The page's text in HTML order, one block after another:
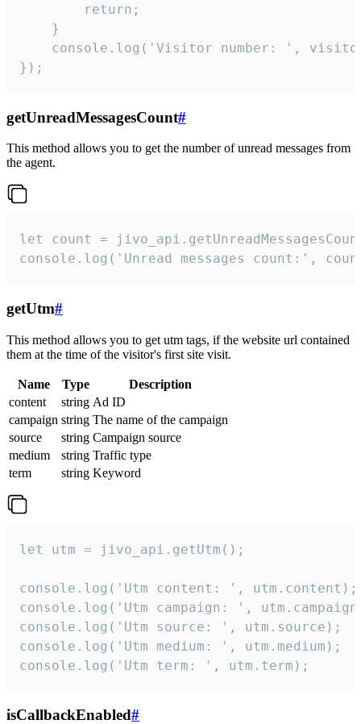
        return;
    }
console.log('Visitor number: ',
});
getUnreadMessagesCount#
This method allows you to get the number of unread messages from
the agent.
let count =
console.log('Unread messages count:',
getUtm#
This method allows you to get utm tags, if the website url contained
them at the time of the visitor's first site visit.
Name Type
Description
content
string Ad ID
campaign string The name of the campaign
source
string Campaign source
medium
string Traffic type
term
string Keyword
let utm = jivo_api.getUtm();
console.log('Utm content: ', utm.content);
console.log('Utm campaign: ',
console.log('Utm source: ', utm.source);
console.log('Utm medium: ', utm.medium);
console.log('Utm term: ', utm.term);
isCallbackEnabled#